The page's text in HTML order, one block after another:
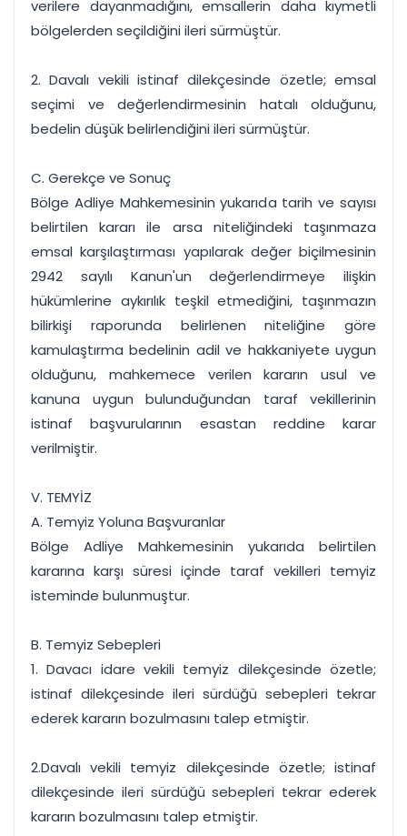
verilere dayanmadığını, emsallerin daha kıymetli
bölgelerden seçildiğini ileri sürmüştür.
2. Davalı vekili istinaf dilekçesinde özetle; emsal
seçimi ve değerlendirmesinin hatalı olduğunu,
bedelin düşük belirlendiğini ileri sürmüştür.
C. Gerekçe ve Sonuç
Bölge Adliye Mahkemesinin yukarıda tarih ve sayısı
belirtilen kararı ile arsa niteliğindeki taşınmaza
emsal karşılaştırması yapılarak değer biçilmesinin
2942 sayılı Kanun'un değerlendirmeye ilişkin
hükümlerine aykırılık teşkil etmediğini, taşınmazın
bilirkişi raporunda belirlenen niteliğine göre
kamulaştırma bedelinin adil ve hakkaniyete uygun
olduğunu, mahkemece verilen kararın usul ve
kanuna uygun bulunduğundan taraf vekillerinin
istinaf başvurularının esastan reddine karar
verilmiştir.
V. TEMYİZ
A. Temyiz Yoluna Başvuranlar
Bölge Adliye Mahkemesinin yukarıda belirtilen
kararına karşı süresi içinde taraf vekilleri temyiz
isteminde bulunmuştur.
B. Temyiz Sebepleri
1. Davacı idare vekili temyiz dilekçesinde özetle;
istinaf dilekçesinde ileri sürdüğü sebepleri tekrar
ederek kararın bozulmasını talep etmiştir.
2.Davalı vekili temyiz dilekçesinde özetle; istinaf
dilekçesinde ileri sürdüğü sebepleri tekrar ederek
kararın bozulmasını talep etmiştir.